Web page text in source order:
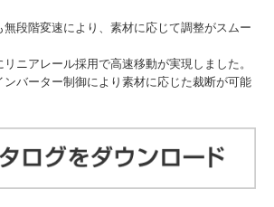
無段階変速により、素材に応じて調整がスムー
リニアレール採用で高速移動が実現しました。
ンバーター制御により素材に応じた裁断が可能